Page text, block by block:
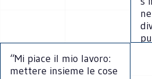
“Mi piace il mio lavoro:
mettere insieme le cose